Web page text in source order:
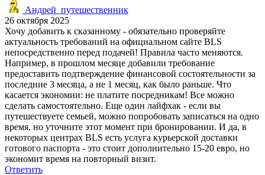
Андрей_путешественник
26 октября 2025
Хочу добавить к сказанному - обязательно проверяйте
актуальность требований на официальном сайте BLS
непосредственно перед подачей! Правила часто меняются.
Например, в прошлом месяце добавили требование
предоставить подтверждение финансовой состоятельности за
последние 3 месяца, а не 1 месяц, как было раньше. Что
касается экономии: не платите посредникам! Все можно
сделать самостоятельно. Еще один лайфхак - если вы
путешествуете семьей, можно попробовать записаться на одно
время, но уточните этот момент при бронировании. И да, в
некоторых центрах BLS есть услуга курьерской доставки
готового паспорта - это стоит дополнительно 15-20 евро, но
экономит время на повторный визит.
Ответить